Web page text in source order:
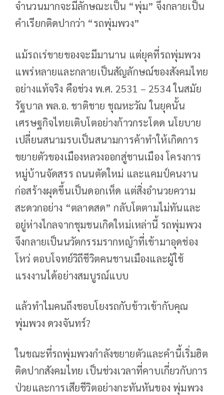
จำนวนมากจะมีลักษณะเป็น “พุ่ม” จึงกลายเป็น
คำเรียกติดปากว่า “รถพุ่มพวง”
แม้รถเร่ขายของจะมีมานาน แต่ยุคที่รถพุ่มพวง
แพร่หลายและกลายเป็นสัญลักษณ์ของสังคมไทย
อย่างแท้จริง คือช่วง พ.ศ. 2531 – 2534 ในสมัย
รัฐบาล พล.อ. ชาติชาย ชุณหะวัณ ในยุคนั้น
เศรษฐกิจไทยเติบโตอย่างก้าวกระโดด นโยบาย
เปลี่ยนสนามรบเป็นสนามการค้าทำให้เกิดการ
ขยายตัวของเมืองหลวงออกสู่ชานเมือง โครงการ
หมู่บ้านจัดสรร ถนนตัดใหม่ และแคมป์คนงาน
ก่อสร้างผุดขึ้นเป็นดอกเห็ด แต่สิ่งอำนวยความ
สะดวกอย่าง “ตลาดสด” กลับโตตามไม่ทันและ
อยู่ห่างไกลจากชุมชนเกิดใหม่เหล่านี้ รถพุ่มพวง
จึงกลายเป็นนวัตกรรมรากหญ้าที่เข้ามาอุดช่อง
โหว่ ตอบโจทย์วิถีชีวิตคนชานเมืองและผู้ใช้
แรงงานได้อย่างสมบูรณ์แบบ
แล้วทำไมคนถึงชอบโยงรถกับข้าวเข้ากับคุณ
พุ่มพวง ดวงจันทร์?
ในขณะที่รถพุ่มพวงกำลังขยายตัวและคำนี้เริ่มฮิต
ติดปากสังคมไทย เป็นช่วงเวลาที่คาบเกี่ยวกับการ
ป่วยและการเสียชีวิตอย่างกะทันหันของ พุ่มพวง